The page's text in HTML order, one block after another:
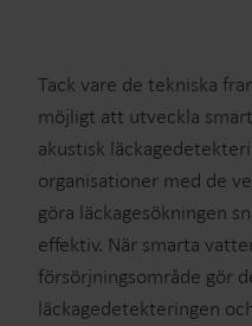
Tack vare de tekniska
möjligt att utveckla
akustisk
organisationer med de
göra läckagesökningen
effektiv. När smarta
försörjningsområde gör
läckagedetekteringen